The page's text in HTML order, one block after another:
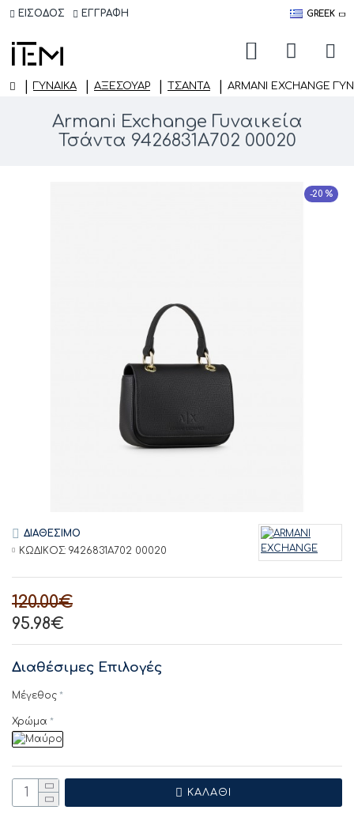
ΕΙΣΟΔΟΣ ΕΓΓΡΑΦΗ GREEK
ΓΥΝΑΙΚΑ ΑΞΕΣΟΥΆΡ ΤΣΆΝΤΑ ARMANI EXCHANGE
Armani Exchange Γυναικεία
Τσάντα 9426831A702 00020
-20 %
95.98€
120.00€
ΔΙΑΘΕΣΙΜΟ
ΚΩΔΙΚΟΣ: 9426831A702 00020
Διαθέσιμες Επιλογές
Μέγεθος
Χρώμα
ΚΑΛΆΘΙ